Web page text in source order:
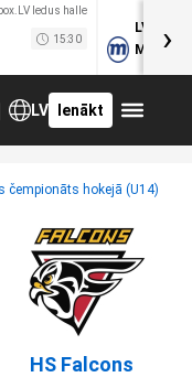
ledus halle
15:30
LVB
MOG›
LV Ienākt
čempionāts hokejā (U14)
HS Falcons